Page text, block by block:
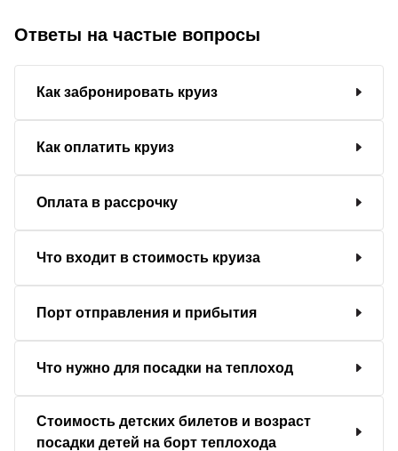
Ответы на частые вопросы
Как забронировать круиз
Как оплатить круиз
Оплата в рассрочку
Что входит в стоимость круиза
Порт отправления и прибытия
Что нужно для посадки на теплоход
Стоимость детских билетов и возраст
посадки детей на борт теплохода